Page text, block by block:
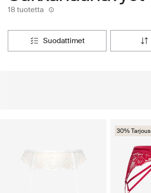
18 tuotetta
suodattimet
30% Tarjous